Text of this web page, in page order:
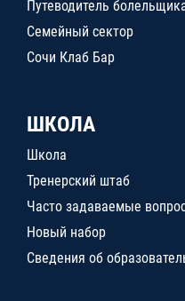
Путеводитель
Семейный сектор
Сочи Клаб Бар
ШКОЛА
Школа
Тренерский штаб
Часто задаваемые
Новый набор
Сведения об